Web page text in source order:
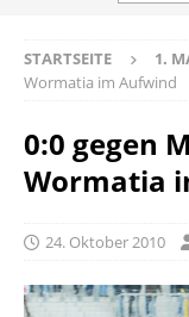
STARTSEITE 1.
Wormatia im Aufwind
0:0 gegen
Wormatia
24. Oktober 2010